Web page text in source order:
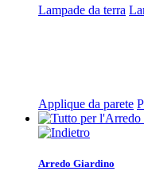
Lampade da terra
Applique da parete
Arredo Giardino